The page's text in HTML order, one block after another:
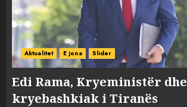
Aktualitet E jona Slider
Edi Rama, Kryeministër dhe
kryebashkiak i Tiranës